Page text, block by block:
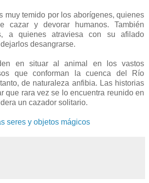
muy temido por los aborígenes, quienes
cazar y devorar humanos. También
a quienes atraviesa con su afilado
desangrarse.
en situar al animal en los vastos
que conforman la cuenca del Río
de naturaleza anfibia. Las historias
que rara vez se lo encuentra reunido en
un cazador solitario.
seres y objetos mágicos